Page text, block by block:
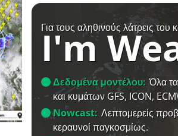
Για τους αληθινούς λάτρεις του
I'm
Δεδομένα μοντέλου: Όλα
και κυμάτων GFS, ICON,
Nowcast: Λεπτομερείς
κεραυνοί παγκοσμίως.